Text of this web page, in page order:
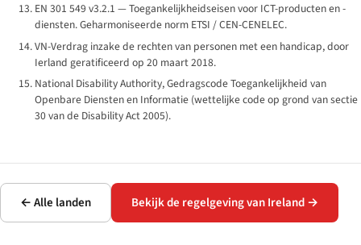
EN 301 549 v3.2.1 — Toegankelijkheidseisen voor ICT-producten en -
diensten. Geharmoniseerde norm ETSI / CEN-CENELEC.
VN-Verdrag inzake de rechten van personen met een handicap, door
Ierland geratificeerd op 20 maart 2018.
National Disability Authority, Gedragscode Toegankelijkheid van
Openbare Diensten en Informatie (wettelijke code op grond van sectie
30 van de Disability Act 2005).
← Alle landen Bekijk de regelgeving van Ireland →